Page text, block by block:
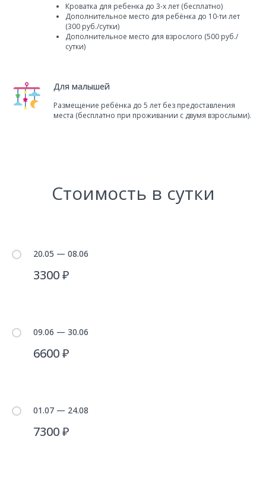
Кроватка для ребенка до 3-х лет (бесплатно)
Дополнительное место для ребёнка до 10-ти лет
(300 руб./сутки)
Дополнительное место для взрослого (500 руб./
сутки)
Для малышей
Размещение ребёнка до 5 лет без предоставления
места (бесплатно при проживании с двумя взрослыми).
Стоимость в сутки
20.05 — 08.06
3300 ₽
09.06 — 30.06
6600 ₽
01.07 — 24.08
7300 ₽